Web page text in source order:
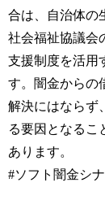
合は、自治体の
社会福祉協議会
支援制度を活用
す。闇金からの
解決にはならず
る要因となるこ
あります。
#ソフト闇金シ